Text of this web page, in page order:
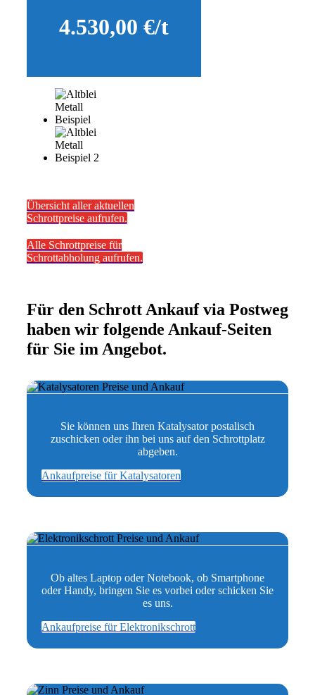
4.530,00 €/t
Übersicht aller aktuellen
Schrottpreise aufrufen.
Alle Schrottpreise für
Schrottabholung aufrufen.
Für den Schrott Ankauf via Postweg
haben wir folgende Ankauf-Seiten
für Sie im Angebot.
Sie können uns Ihren Katalysator postalisch
zuschicken oder ihn bei uns auf den Schrottplatz
abgeben.
Ankaufpreise für Katalysatoren
Ob altes Laptop oder Notebook, ob Smartphone
oder Handy, bringen Sie es vorbei oder schicken Sie
es uns.
Ankaufpreise für Elektronikschrott